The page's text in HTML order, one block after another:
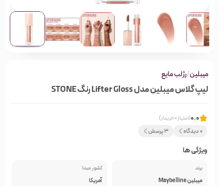
میبلین/رژلب مایع
لیپ گلاس میبلین مدل Lifter Gloss رنگ STONE
0.0(امتیاز 0 خریدار)
0 دیدگاه 3 پرسش
ویژگی ها
برند
میبلین Maybelline
کشور مبدا
آمریکا